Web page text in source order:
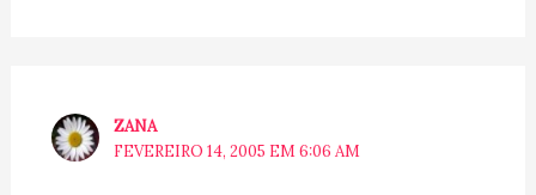
ZANA
FEVEREIRO 14, 2005 EM 6:06 AM